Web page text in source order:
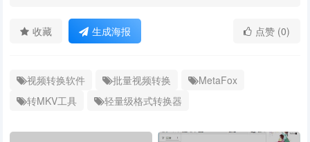
收藏 生成海报 点赞 (0)
视频转换软件 批量视频转换
MetaFox
转MKV工具
轻量级格式转换器